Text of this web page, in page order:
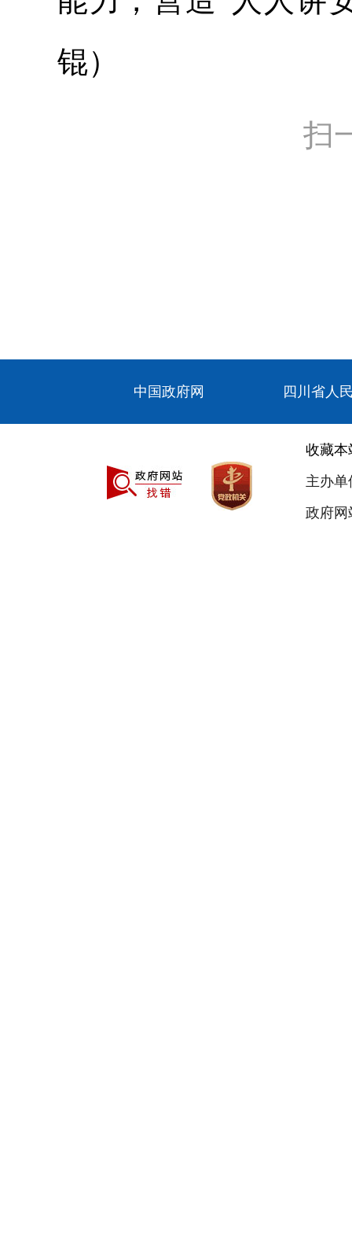
锟）
扫
中国政府网 四川省人
收藏本
主办
政府网